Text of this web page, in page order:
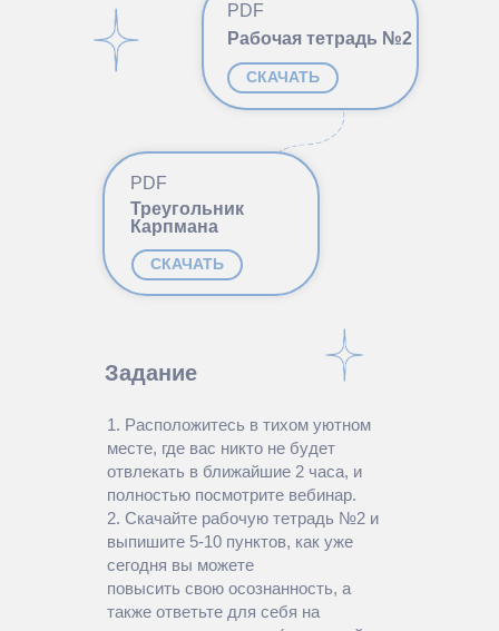
PDF
СКАЧАТЬ
Рабочая тетрадь №2
Задание
1. Расположитесь в тихом уютном
месте, где вас никто не будет
отвлекать в ближайшие 2 часа, и
полностью посмотрите вебинар.
2. Скачайте рабочую тетрадь №2 и
выпишите 5-10 пунктов, как уже
сегодня вы можете
повысить свою осознанность, а
также ответьте для себя на
PDF
СКАЧАТЬ
Треугольник
Карпмана